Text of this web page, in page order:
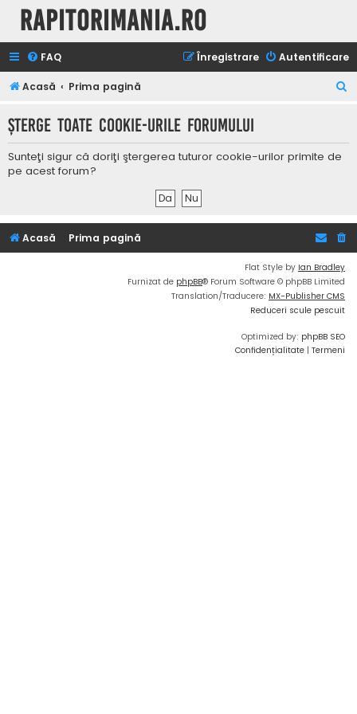
Rapitorimania.ro
FAQ Autentificare
Înregistrare
Acasă Prima pagină
t
Şterge toate cookie-urile forumului
Sunteţi sigur că doriţi ştergerea tuturor cookie-urilor primite de
pe acest forum?
Acasă Prima pagină
Flat Style by Ian Bradley
Furnizat de phpBB® Forum Software © phpBB Limited
Translation/Traducere: MX-Publisher CMS
Reduceri scule pescuit
Optimized by: phpBB SEO
Confidențialitate | Termeni